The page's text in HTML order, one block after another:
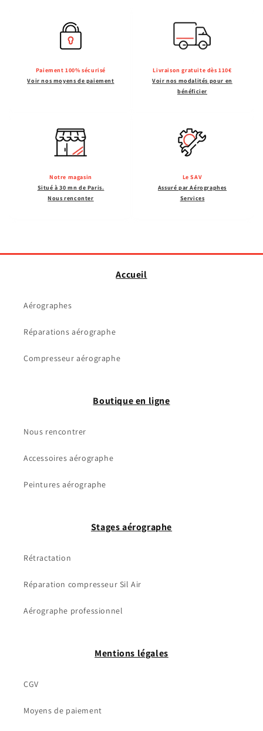
Paiement 100% sécurisé
Voir nos moyens de paiement
Livraison gratuite dès 110€
Voir nos modalités pour en
bénéficier
Notre magasin
Situé à 30 mn de Paris.
Nous renconter
Le SAV
Assuré par Aérographes
Services
Accueil
Aérographes
Réparations aérographe
Compresseur aérographe
Boutique en ligne
Nous rencontrer
Accessoires aérographe
Peintures aérographe
Stages aérographe
Rétractation
Réparation compresseur Sil Air
Aérographe professionnel
Mentions légales
CGV
Moyens de paiement